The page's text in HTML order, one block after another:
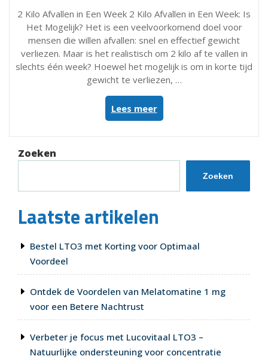
2 Kilo Afvallen in Een Week 2 Kilo Afvallen in Een Week: Is
Het Mogelijk? Het is een veelvoorkomend doel voor
mensen die willen afvallen: snel en effectief gewicht
verliezen. Maar is het realistisch om 2 kilo af te vallen in
slechts één week? Hoewel het mogelijk is om in korte tijd
gewicht te verliezen, …
Lees meer“Effectief
2
Kilo
in
of
Onrealistisch
Zoeken
Zoeken
Laatste artikelen
Bestel LTO3 met Korting voor Optimaal
Voordeel
Ontdek de Voordelen van Melatomatine 1 mg
voor een Betere Nachtrust
Verbeter je focus met Lucovitaal LTO3 –
Natuurlijke ondersteuning voor concentratie